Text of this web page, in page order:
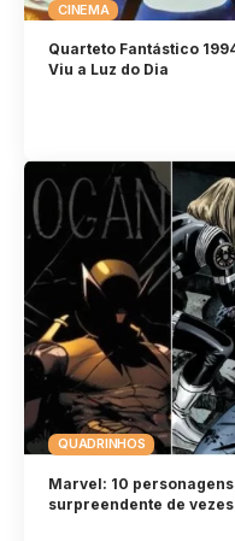
CINEMA
Quarteto Fantástico
Viu a Luz do Dia
QUADRINHOS
Marvel: 10
surpreendente de vezes